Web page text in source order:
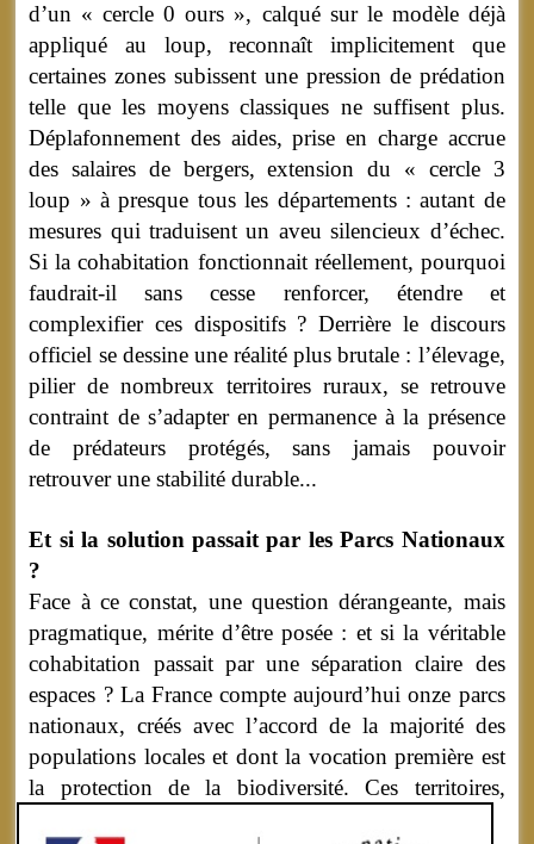
d’un « cercle 0 ours », calqué sur le modèle déjà
appliqué au loup, reconnaît implicitement que
certaines zones subissent une pression de prédation
telle que les moyens classiques ne suffisent plus.
Déplafonnement des aides, prise en charge accrue
des salaires de bergers, extension du « cercle 3
loup » à presque tous les départements : autant de
mesures qui traduisent un aveu silencieux d’échec.
Si la cohabitation fonctionnait réellement, pourquoi
faudrait-il sans cesse renforcer, étendre et
complexifier ces dispositifs ? Derrière le discours
officiel se dessine une réalité plus brutale : l’élevage,
pilier de nombreux territoires ruraux, se retrouve
contraint de s’adapter en permanence à la présence
de prédateurs protégés, sans jamais pouvoir
retrouver une stabilité durable...
Et si la solution passait par les Parcs Nationaux
?
Face à ce constat, une question dérangeante, mais
pragmatique, mérite d’être posée : et si la véritable
cohabitation passait par une séparation claire des
espaces ? La France compte aujourd’hui onze parcs
nationaux, créés avec l’accord de la majorité des
populations locales et dont la vocation première est
la protection de la biodiversité.Ces territoires,